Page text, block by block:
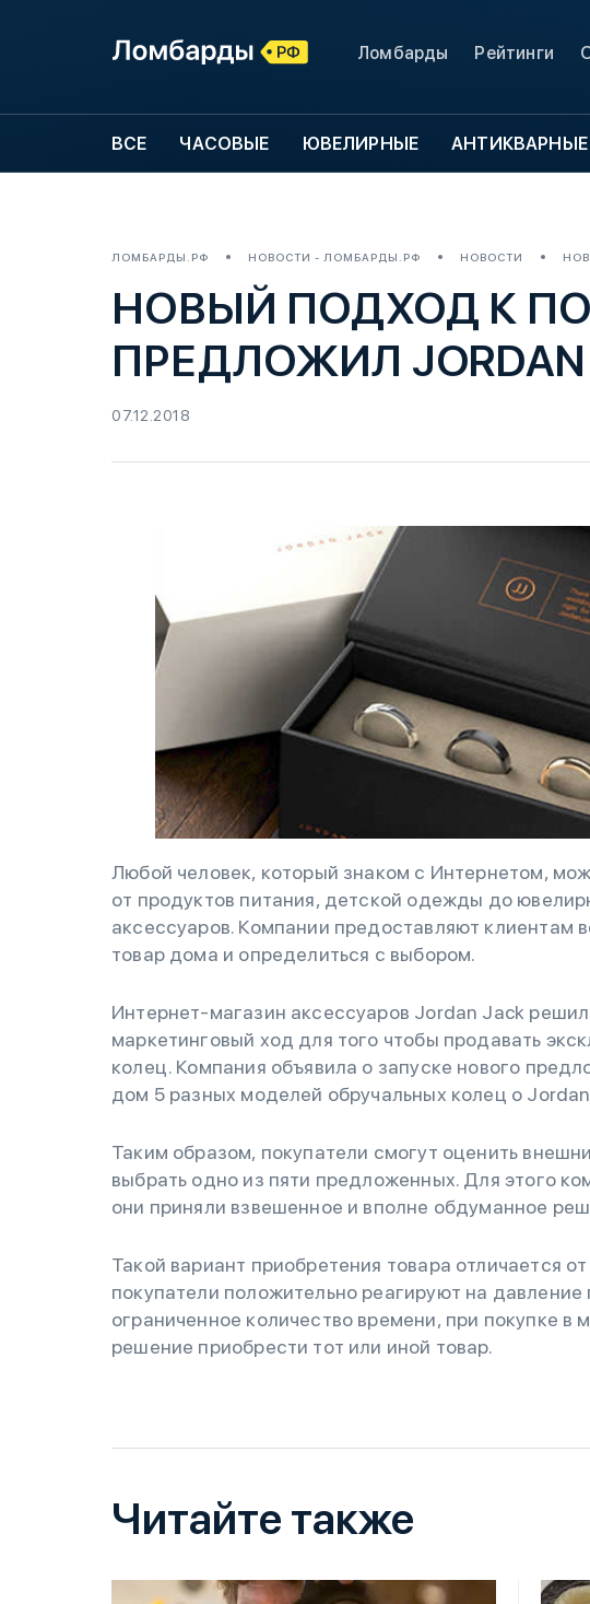
Ломбарды Рейтинги
ВСЕ ЧАСОВЫЕ ЮВЕЛИРНЫЕ АНТИКВАРНЫЕ
ЛОМБАРДЫ.РФ НОВОСТИ - ЛОМБАРДЫ.РФ НОВОСТИ
НОВЫЙ ПОДХОД К
ПРЕДЛОЖИЛ JORDAN
07.12.2018
Любой человек, который знаком с Интернетом,
от продуктов питания, детской одежды до
аксессуаров. Компании предоставляют клиентам
товар дома и определиться с выбором.
Интернет-магазин аксессуаров Jordan Jack
маркетинговый ход для того чтобы продавать
колец. Компания объявила о запуске нового
дом 5 разных моделей обручальных колец о
Таким образом, покупатели смогут оценить
выбрать одно из пяти предложенных. Для этого
они приняли взвешенное и вполне обдуманное
Такой вариант приобретения товара отличается
покупатели положительно реагируют на
ограниченное количество времени, при покупке в
решение приобрести тот или иной товар.
Читайте также